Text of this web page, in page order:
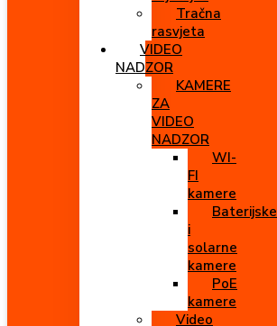
Tračna
rasvjeta
VIDEO
NADZOR
KAMERE
ZA
VIDEO
NADZOR
WI-
FI
kamere
Baterijske
i
solarne
kamere
PoE
kamere
Video